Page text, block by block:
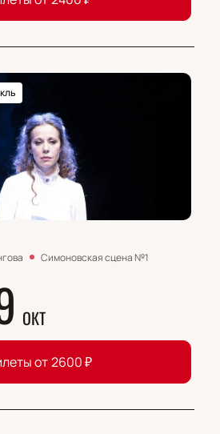
Симоновская сцена №1
ОКТ
от 2600₽